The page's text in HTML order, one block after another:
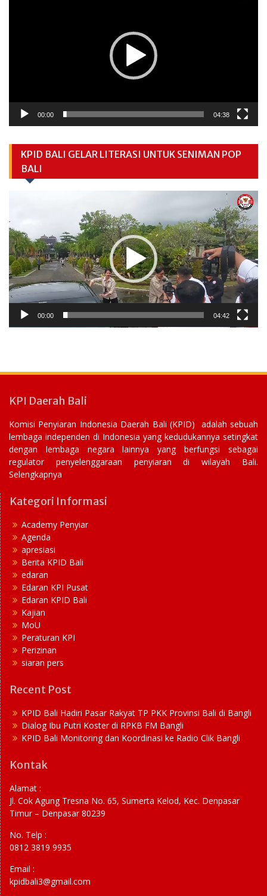
00:00 04:38
KPID BALI GELAR LITERASI UNTUK SENIMAN POP
BALI
00:00 04:42
KPI Daerah Bali
Komisi Penyiaran Indonesia Daerah Bali (KPID) adalah sebuah
lembaga independen di Indonesia yang kedudukannya setingkat
dengan lembaga negara lainnya yang berfungsi sebagai
regulator penyelenggaraan penyiaran di wilayah Bali.
Selengkapnya
Kategori Informasi
Academy Penyiar
Agenda
apresiasi
Berita KPID Bali
edaran
Edaran KPI Pusat
Edaran KPID Bali
Kajian
MoU
Peraturan KPI
Perizinan
siaran pers
Recent Post
KPID Bali Hadiri Pasar Rakyat TP PKK Provinsi Bali di Bangli
Dialog Ibu Putri Koster di RPKB FM Bangli
KPID Bali Monitoring dan Koordinasi ke Radio Clik Bangli
Kontak
Alamat :
Jl. Cok Agung Tresna No. 65, Sumerta Kelod, Kec. Denpasar
Timur – Denpasar 80239
No. Telp :
0812 3819 9935
Email :
kpidbali3@gmail.com